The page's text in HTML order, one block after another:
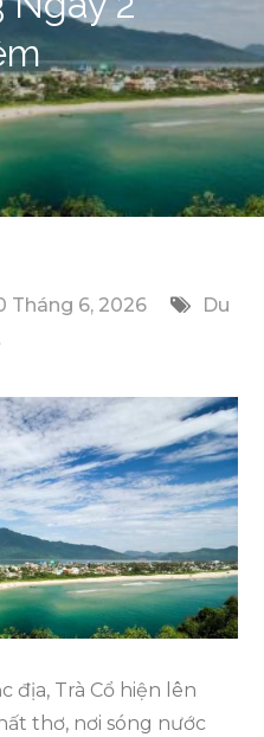
Tháng 6, 2026
Du
Kinh
Nghiệm
Du
Lịch
Trà
Cổ
3
Ngày
Đêm
địa, Trà Cổ hiện lên
thơ, nơi sóng nước